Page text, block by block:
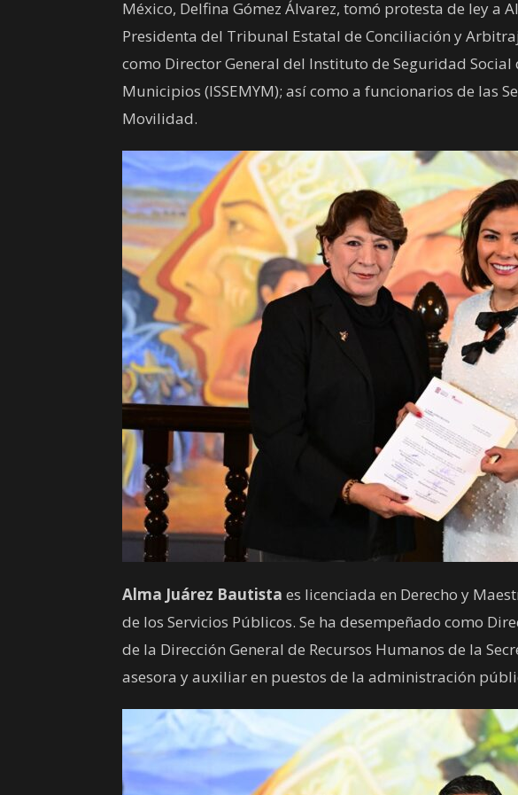
México, Delfina Gómez Álvarez, tomó protesta de ley a
Presidenta del Tribunal Estatal de Conciliación y
como Director General del Instituto de Seguridad Social
Municipios (ISSEMYM); así como a funcionarios de las
Movilidad.
Alma Juárez Bautista es licenciada en Derecho y
de los Servicios Públicos. Se ha desempeñado como
de la Dirección General de Recursos Humanos de la
asesora y auxiliar en puestos de la administración